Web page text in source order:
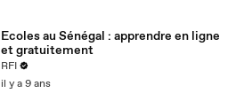
Ecoles au Sénégal : apprendre en ligne
et gratuitement
RFI
il y a 9 ans